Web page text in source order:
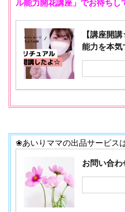
ル能力開花講座」でお待ち
【講座開
能力を本気
❀あいりママの出品サービス
お問い合わ